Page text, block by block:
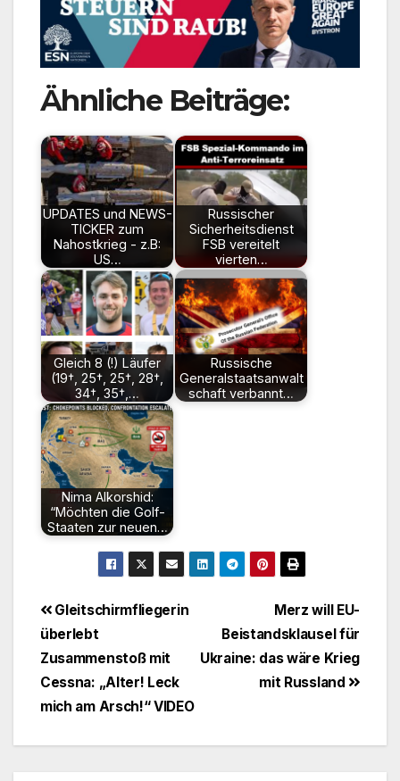
Ähnliche Beiträge:
UPDATES und NEWS-
TICKER zum
Nahostkrieg - z.B:
US…
Russischer
Sicherheitsdienst
FSB vereitelt
vierten…
Gleich 8 (!) Läufer
(19†, 25†, 25†, 28†,
34†, 35†,…
Russische
Generalstaatsanwalt
schaft verbannt…
Nima Alkorshid:
“Möchten die Golf-
Staaten zur neuen…
BeitragsnavigationMerz will EU-
Beistandsklausel für
Ukraine: das wäre Krieg
mit Russland
Gleitschirmfliegerin
überlebt
Zusammenstoß mit
Cessna: „Alter! Leck
mich am Arsch!“ VIDEO